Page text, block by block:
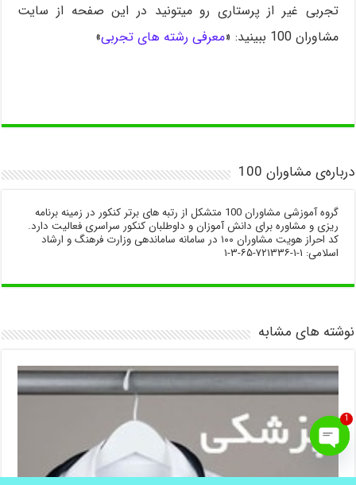
تجربی غیر از پرستاری رو میتونید در این صفحه از سایت
مشاوران 100 ببینید: «
معرفی رشته های تجربی»
درباره‌ی مشاوران 100
گروه آموزشی مشاوران 100 متشکل از رتبه های برتر کنکور در زمینه برنامه
ریزی و مشاوره برای دانش آموزان و داوطلبان کنکور سراسری فعالیت دارد.
کد احراز هویت مشاوران ۱۰۰ در سامانه ساماندهی وزارت فرهنگ و ارشاد
اسلامی: ۱-۱-۷۲۱۳۳۶-۶۵-۳-۱
نوشته های مشابه
Open
chaty
1